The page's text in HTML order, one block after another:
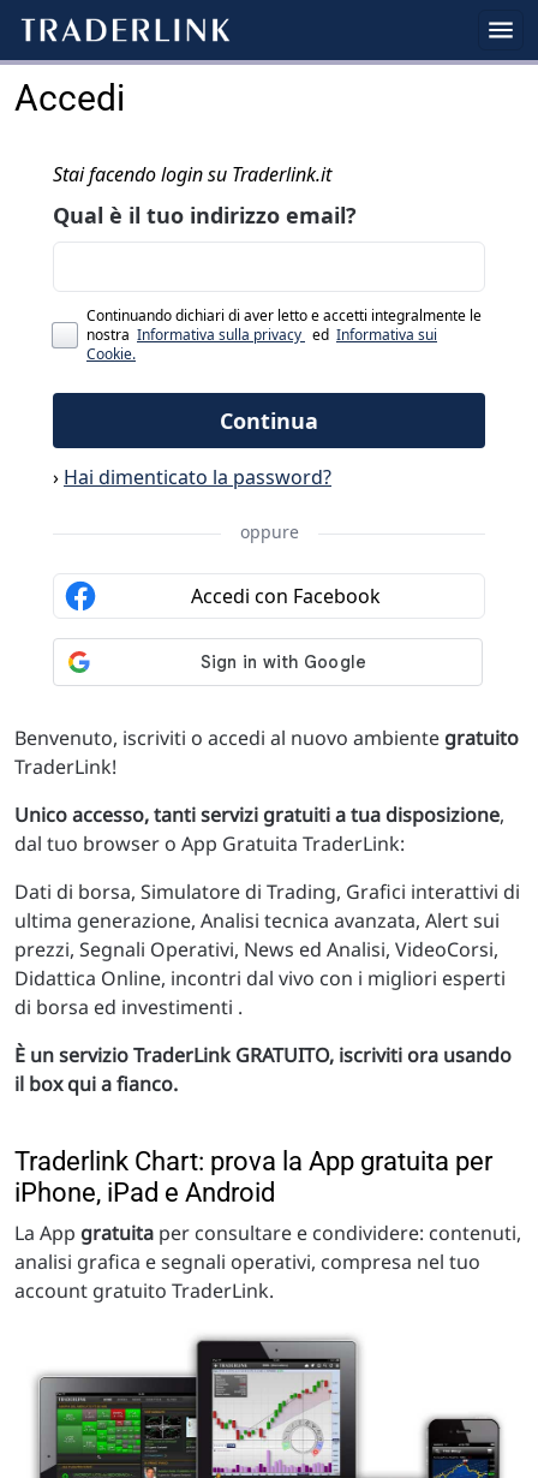
Accedi
Benvenuto, iscriviti o accedi al nuovo ambiente gratuito
TraderLink!
Unico accesso, tanti servizi gratuiti a tua disposizione,
dal tuo browser o App Gratuita TraderLink:
Dati di borsa, Simulatore di Trading, Grafici interattivi di
ultima generazione, Analisi tecnica avanzata, Alert sui
prezzi, Segnali Operativi, News ed Analisi, VideoCorsi,
Didattica Online, incontri dal vivo con i migliori esperti
di borsa ed investimenti .
È un servizio TraderLink GRATUITO, iscriviti ora usando
il box qui a fianco.
Traderlink Chart: prova la App gratuita per
iPhone, iPad e Android
La App gratuita per consultare e condividere: contenuti,
analisi grafica e segnali operativi, compresa nel tuo
account gratuito TraderLink.